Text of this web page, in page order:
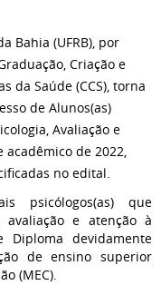
Bahia (UFRB), por
Criação e
da Saúde (CCS), torna
de Alunos(as)
Avaliação e
acadêmico de 2022,
no edital.
psicólogos(as) que
e atenção à
Diploma devidamente
de ensino superior
(MEC).